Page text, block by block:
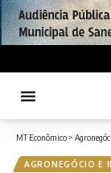
MT Econômico >
AGRONEGÓCIO E